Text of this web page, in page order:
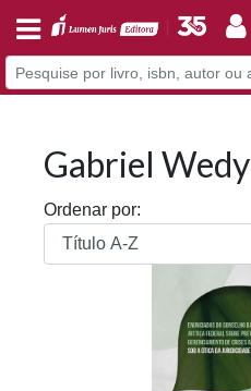
Gabriel Wedy
Ordenar por: